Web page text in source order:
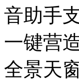
音助手
一键营
全景天